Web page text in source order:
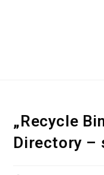
„Recycle
Directory –